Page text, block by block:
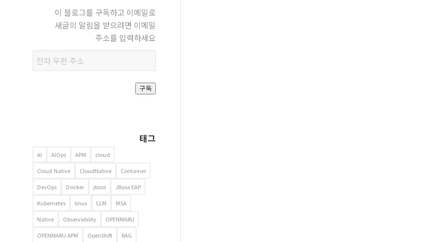
이 블로그를 구독하고 이메일로
새글의 알림을 받으려면 이메일
주소를 입력하세요
우편
주소
구독
태그
AI AIOps APM cloud
Cloud Native CloudNative Container
DevOps Docker jboss JBoss EAP
Kubernetes linux LLM MSA
Native Observability OPENMARU
OPENMARU APM OpenShift RAG